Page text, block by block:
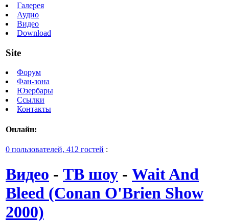
Галерея
Аудио
Видео
Download
Site
Форум
Фан-зона
Юзербары
Ссылки
Контакты
Онлайн:
0 пользователей, 412 гостей :
Видео - ТВ шоу - Wait And
Bleed (Conan O'Brien Show
2000)